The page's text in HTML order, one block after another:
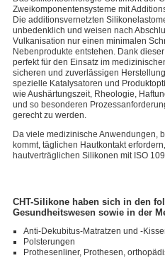
Zweikomponentensysteme mit
Die additionsvernetzten
unbedenklich und weisen nach
Vulkanisation nur einen minimalen
Nebenprodukte entstehen. Dank
perfekt für den Einsatz im
sicheren und zuverlässigen
spezielle Katalysatoren und
wie Aushärtungszeit, Rheologie,
und so besonderen
gerecht zu werden.
Da viele medizinische Anwendungen,
kommt, täglichen Hautkontakt
hautverträglichen Silikonen mit ISO
CHT-Silikone haben sich in den
Gesundheitswesen sowie in der
Anti-Dekubitus-Matratzen und -
Polsterungen
Prothesenliner, Prothesen,